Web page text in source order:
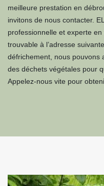
meilleure prestation en
invitons de nous contacter.
professionnelle et experte
trouvable à l’adresse
défrichement, nous pouvons
des déchets végétales pour
Appelez-nous vite pour